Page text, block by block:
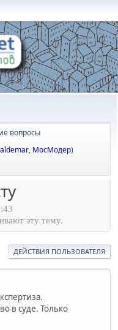
вопросы
, МосМодер)
эту тему.
ДЕЙСТВИЯ ПОЛЬЗОВАТЕЛЯ
в суде. Только